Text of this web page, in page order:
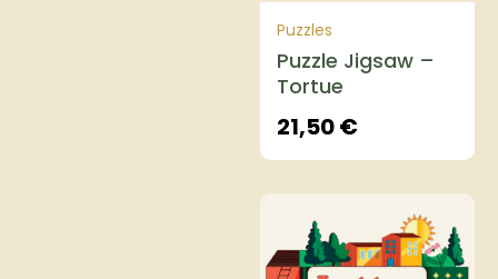
Puzzles
Puzzle Jigsaw –
Tortue
21,50€